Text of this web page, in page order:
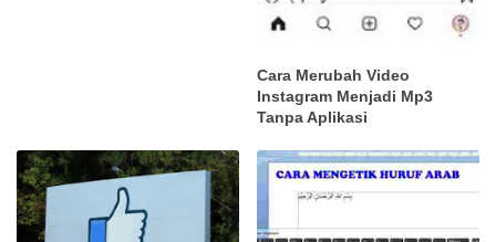
Cara Merubah Video
Instagram Menjadi Mp3
Tanpa Aplikasi